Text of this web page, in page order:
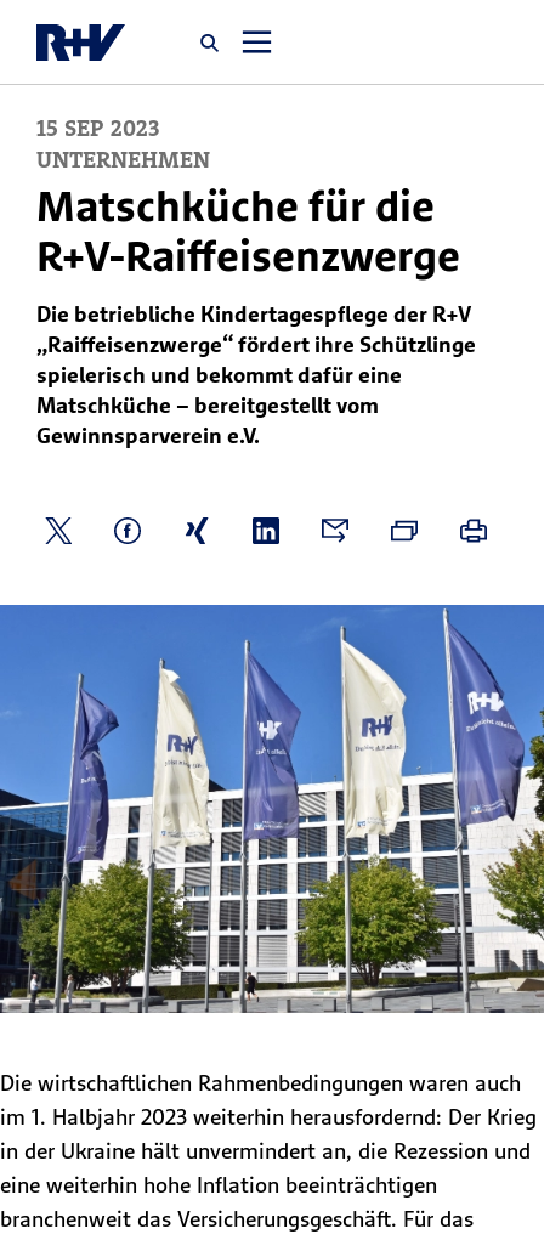
Startseite
Newsroom
Über uns
Karriere
Jobsuche
15 SEP 2023
UNTERNEHMEN
Matschküche für die
R+V-Raiffeisenzwerge
Die betriebliche Kindertagespflege der R+V
„Raiffeisenzwerge“ fördert ihre Schützlinge
spielerisch und bekommt dafür eine
Matschküche – bereitgestellt vom
Gewinnsparverein e.V.
Die wirtschaftlichen Rahmenbedingungen waren auch
im 1. Halbjahr 2023 weiterhin herausfordernd: Der Krieg
in der Ukraine hält unvermindert an, die Rezession und
eine weiterhin hohe Inflation beeinträchtigen
branchenweit das Versicherungsgeschäft. Für das